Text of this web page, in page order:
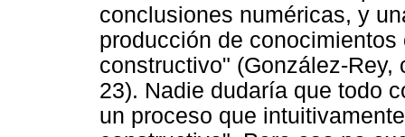
conclusiones numéricas, y
producción de
constructivo" (González-Rey,
23). Nadie dudaría que todo
un proceso que